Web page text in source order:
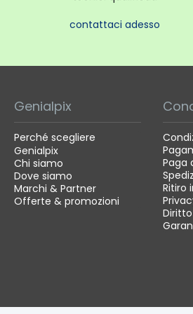
contattaci adesso
Genialpix
Perché scegliere
Genialpix
Chi siamo
Dove siamo
Marchi & Partner
Offerte & promozioni
Paga
Ritiro